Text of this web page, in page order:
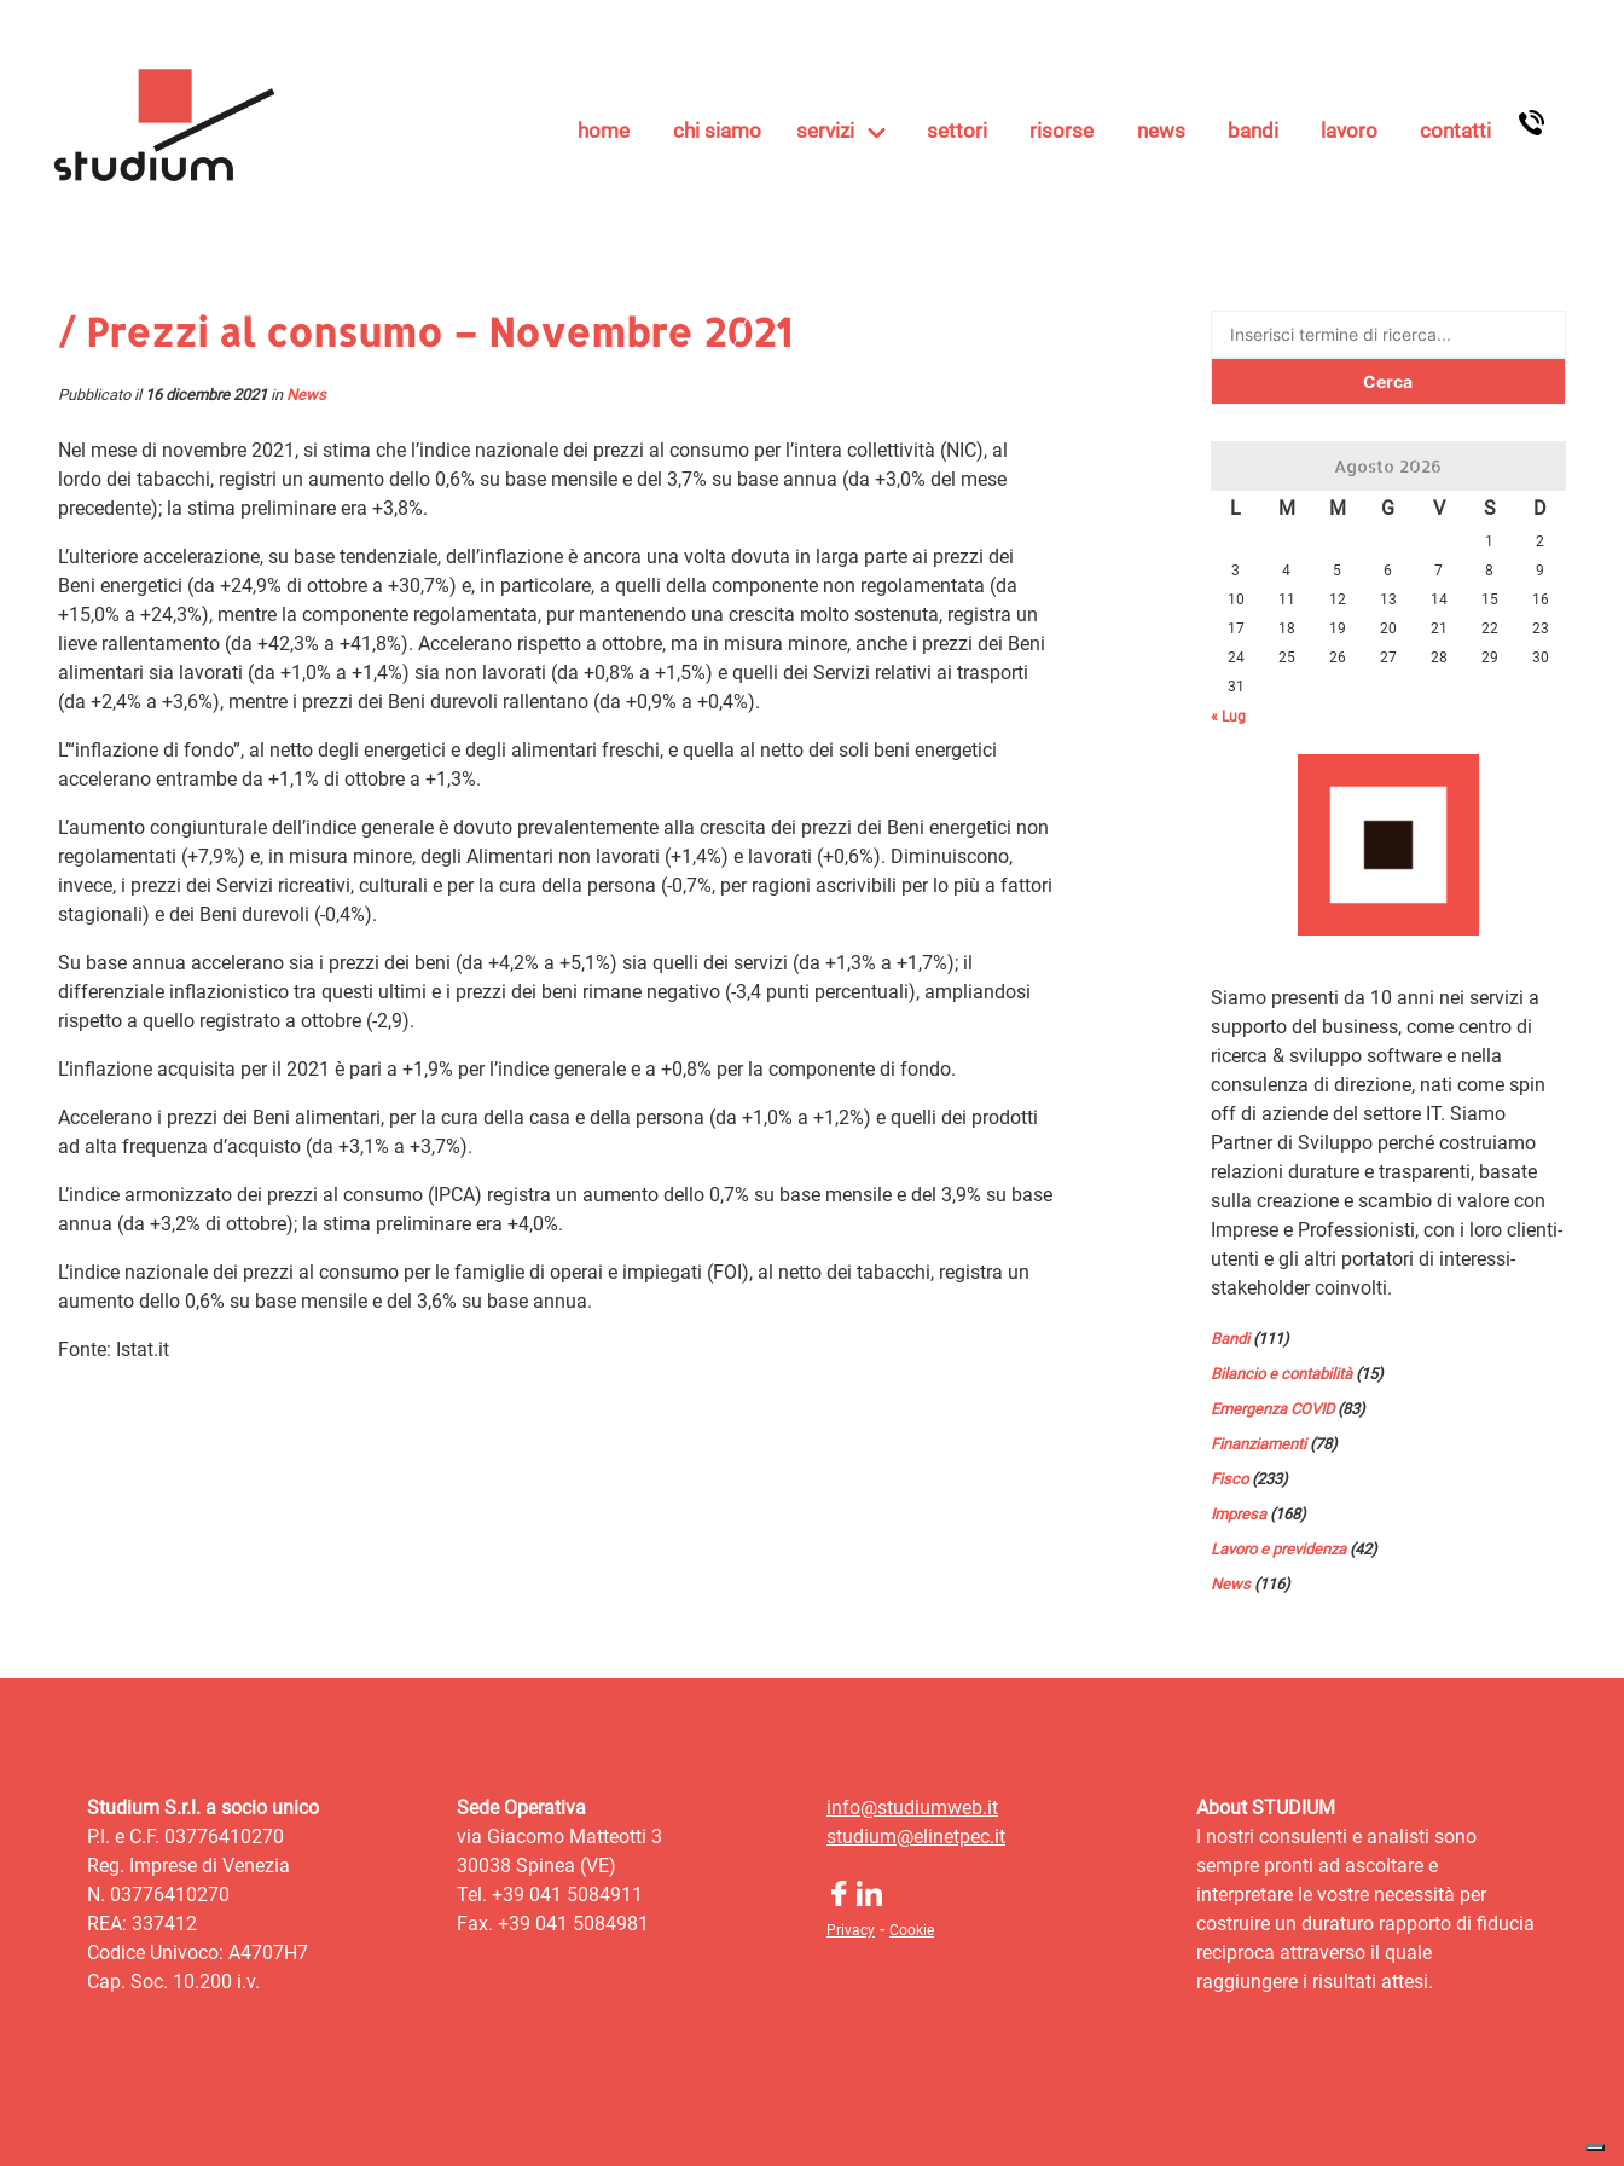
home chi siamo servizi settori risorse news bandi lavoro contatti
/ Prezzi al consumo – Novembre 2021
Pubblicato il 16 dicembre 2021in News
Nel mese di novembre 2021, si stima che l’indice nazionale dei prezzi al consumo per l’intera collettività (NIC), al
lordo dei tabacchi, registri un aumento dello 0,6% su base mensile e del 3,7% su base annua (da +3,0% del mese
precedente); la stima preliminare era +3,8%.
L’ulteriore accelerazione, su base tendenziale, dell’inflazione è ancora una volta dovuta in larga parte ai prezzi dei
Beni energetici (da +24,9% di ottobre a +30,7%) e, in particolare, a quelli della componente non regolamentata (da
+15,0% a +24,3%), mentre la componente regolamentata, pur mantenendo una crescita molto sostenuta, registra un
lieve rallentamento (da +42,3% a +41,8%). Accelerano rispetto a ottobre, ma in misura minore, anche i prezzi dei Beni
alimentari sia lavorati (da +1,0% a +1,4%) sia non lavorati (da +0,8% a +1,5%) e quelli dei Servizi relativi ai trasporti
(da +2,4% a +3,6%), mentre i prezzi dei Beni durevoli rallentano (da +0,9% a +0,4%).
L’“inflazione di fondo”, al netto degli energetici e degli alimentari freschi, e quella al netto dei soli beni energetici
accelerano entrambe da +1,1% di ottobre a +1,3%.
L’aumento congiunturale dell’indice generale è dovuto prevalentemente alla crescita dei prezzi dei Beni energetici non
regolamentati (+7,9%) e, in misura minore, degli Alimentari non lavorati (+1,4%) e lavorati (+0,6%). Diminuiscono,
invece, i prezzi dei Servizi ricreativi, culturali e per la cura della persona (-0,7%, per ragioni ascrivibili per lo più a fattori
stagionali) e dei Beni durevoli (-0,4%).
Su base annua accelerano sia i prezzi dei beni (da +4,2% a +5,1%) sia quelli dei servizi (da +1,3% a +1,7%); il
differenziale inflazionistico tra questi ultimi e i prezzi dei beni rimane negativo (-3,4 punti percentuali), ampliandosi
rispetto a quello registrato a ottobre (-2,9).
L’inflazione acquisita per il 2021 è pari a +1,9% per l’indice generale e a +0,8% per la componente di fondo.
Accelerano i prezzi dei Beni alimentari, per la cura della casa e della persona (da +1,0% a +1,2%) e quelli dei prodotti
ad alta frequenza d’acquisto (da +3,1% a +3,7%).
L’indice armonizzato dei prezzi al consumo (IPCA) registra un aumento dello 0,7% su base mensile e del 3,9% su base
annua (da +3,2% di ottobre); la stima preliminare era +4,0%.
L’indice nazionale dei prezzi al consumo per le famiglie di operai e impiegati (FOI), al netto dei tabacchi, registra un
aumento dello 0,6% su base mensile e del 3,6% su base annua.
Fonte: Istat.it
Ricerca
Agosto 2026
L M M G V S D
1
2
3
4 5 6 7 8
9
10
11 12 13 14 15
16
17
18 19 20 21 22
23
24
25 26 27 28 29
30
31
« Lug
Siamo presenti da 10 anni nei servizi a
supporto del business, come centro di
ricerca & sviluppo software e nella
consulenza di direzione, nati come spin
off di aziende del settore IT. Siamo
Partner di Sviluppo perché costruiamo
relazioni durature e trasparenti, basate
sulla creazione e scambio di valore con
Imprese e Professionisti, con i loro clienti-
utenti e gli altri portatori di interessi-
stakeholder coinvolti.
Bandi(111)
Bilancio e contabilità(15)
Emergenza COVID(83)
Finanziamenti(78)
Fisco(233)
Impresa(168)
Lavoro e previdenza(42)
News(116)
Studium S.r.l. a socio unico
P.I. e C.F. 03776410270
Reg. Imprese di Venezia
N. 03776410270
REA: 337412
Codice Univoco: A4707H7
Cap. Soc. 10.200 i.v.
Sede Operativa
via Giacomo Matteotti 3
30038 Spinea (VE)
Tel. +39 041 5084911
Fax. +39 041 5084981
info@studiumweb.it
studium@elinetpec.it
Privacy - Cookie
About STUDIUM
I nostri consulenti e analisti sono
sempre pronti ad ascoltare e
interpretare le vostre necessità per
costruire un duraturo rapporto di fiducia
reciproca attraverso il quale
raggiungere i risultati attesi.